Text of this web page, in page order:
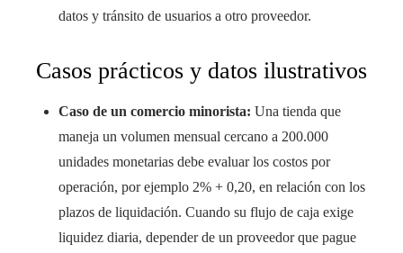
datos y tránsito de usuarios a otro proveedor.
Casos prácticos y datos ilustrativos
Caso de un comercio minorista: Una tienda que
maneja un volumen mensual cercano a 200.000
unidades monetarias debe evaluar los costos por
operación, por ejemplo 2% + 0,20, en relación con los
plazos de liquidación. Cuando su flujo de caja exige
liquidez diaria, depender de un proveedor que pague